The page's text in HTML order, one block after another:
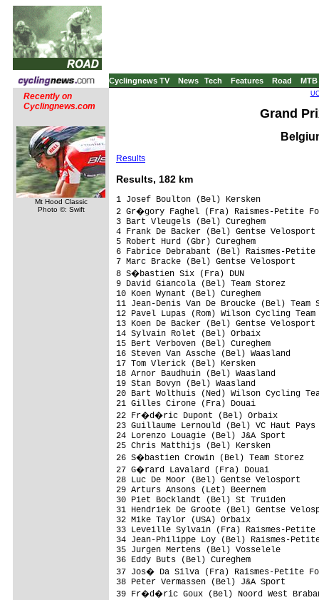
Cyclingnews TV News Tech Features Road MTB
Recently on
Cyclingnews.com
Mt Hood Classic
Photo ©: Swift
Grand
Results
Results, 182 km
1 Josef Boulton (Bel) Kersken
2 Gr�gory Faghel (Fra) Raismes-Petite
3 Bart Vleugels (Bel) Cureghem
4 Frank De Backer (Bel) Gentse Velosport
5 Robert Hurd (Gbr) Cureghem
6 Fabrice Debrabant (Bel) Raismes-
7 Marc Bracke (Bel) Gentse Velosport
8 S�bastien Six (Fra) DUN
9 David Giancola (Bel) Team Storez
10 Koen Wynant (Bel) Cureghem
11 Jean-Denis Van De Broucke (Bel) Team
12 Pavel Lupas (Rom) Wilson Cycling Team
13 Koen De Backer (Bel) Gentse
14 Sylvain Rolet (Bel) Orbaix
15 Bert Verboven (Bel) Cureghem
16 Steven Van Assche (Bel) Waasland
17 Tom Vlerick (Bel) Kersken
18 Arnor Baudhuin (Bel) Waasland
19 Stan Bovyn (Bel) Waasland
20 Bart Wolthuis (Ned) Wilson Cycling
21 Gilles Cirone (Fra) Douai
22 Fr�d�ric Dupont (Bel) Orbaix
23 Guillaume Lernould (Bel) VC Haut Pays
24 Lorenzo Louagie (Bel) J&A Sport
25 Chris Matthijs (Bel) Kersken
26 S�bastien Crowin (Bel) Team Storez
27 G�rard Lavalard (Fra) Douai
28 Luc De Moor (Bel) Gentse Velosport
29 Arturs Ansons (Let) Beernem
30 Piet Bocklandt (Bel) St Truiden
31 Hendriek De Groote (Bel) Gentse
32 Mike Taylor (USA) Orbaix
33 Leveille Sylvain (Fra) Raismes-Petite
34 Jean-Philippe Loy (Bel) Raismes-
35 Jurgen Mertens (Bel) Vosselele
36 Eddy Buts (Bel) Cureghem
37 Jos� Da Silva (Fra) Raismes-Petite
38 Peter Vermassen (Bel) J&A Sport
39 Fr�d�ric Goux (Bel) Noord West